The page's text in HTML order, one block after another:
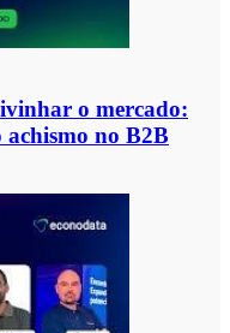
o mercado:
achismo no B2B